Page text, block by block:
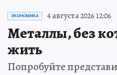
ЭКОНОМИКА 4 августа 2026 12:06
Металлы, без
жить
Попробуйте